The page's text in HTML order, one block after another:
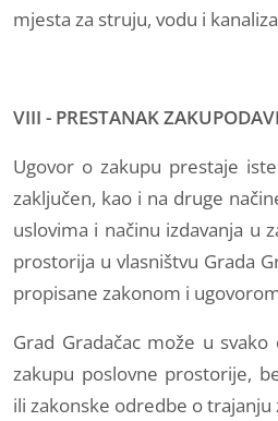
mjesta za struju, vodu i
VIII - PRESTANAK
Ugovor o zakupu prestaje
zaključen, kao i na druge
uslovima i načinu izdavanja u
prostorija u vlasništvu Grada
propisane zakonom i
Grad Gradačac može u
zakupu poslovne prostorije,
ili zakonske odredbe o trajanju